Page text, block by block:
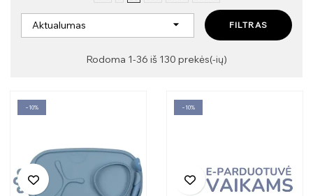
Aktualumas  FILTRAS
Rodoma 1-36 iš 130 prekės(-ių)
−10% −10%